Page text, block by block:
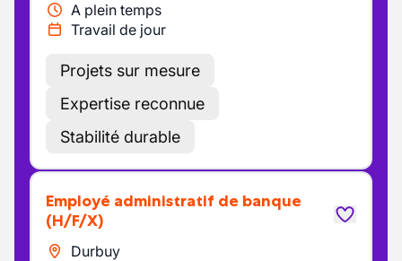
A plein temps
Travail de jour
Projets sur mesure
Expertise reconnue
Stabilité durable
Employé administratif de banque
(H/F/X)
Durbuy